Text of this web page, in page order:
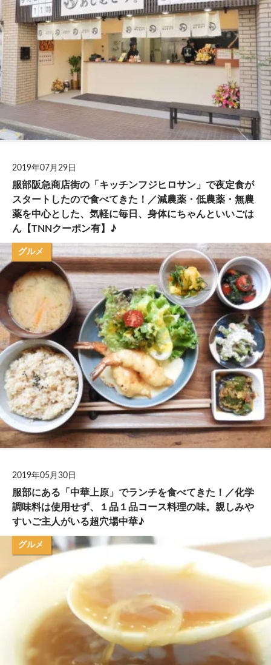
2019年07月29日
服部阪急商店街の「キッチンフジヒロサン」で夜定食が
スタートしたので食べてきた！／減農薬・低農薬・無農
薬を中心とした、気軽に毎日、身体にちゃんといいごは
ん【TNNクーポン有】♪
グルメ
2019年05月30日
服部にある「中華上原」でランチを食べてきた！／化学
調味料は使用せず、１品１品コース料理の味。親しみや
すいご主人がいる超穴場中華♪
グルメ